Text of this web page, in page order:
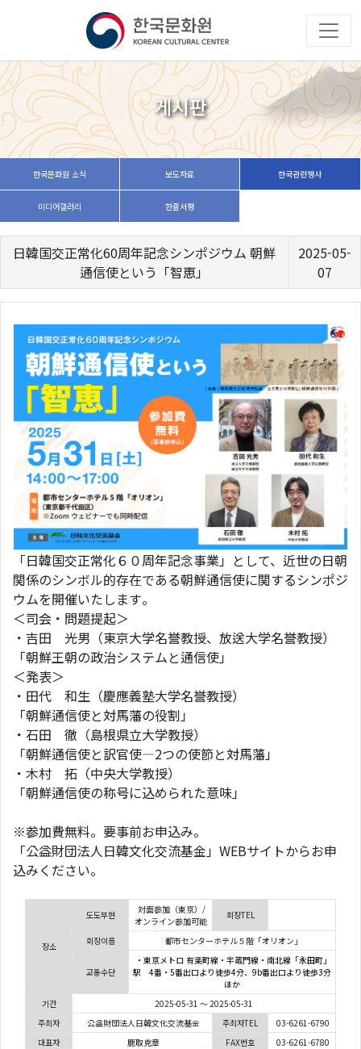
게시판
한국문화원 소식 보도자료 한국관련행사
미디어갤러리 한줄서평
日韓国交正常化60周年記念シンポジウム 朝鮮
通信使という「智恵」
2025-05-
07
「日韓国交正常化６０周年記念事業」として、近世の日朝
関係のシンボル的存在である朝鮮通信使に関するシンポジ
ウムを開催いたします。
＜司会・問題提起＞
・吉田 光男（東京大学名誉教授、放送大学名誉教授）
「朝鮮王朝の政治システムと通信使」
＜発表＞
・田代 和生（慶應義塾大学名誉教授）
「朝鮮通信使と対馬藩の役割」
・石田 徹（島根県立大学教授）
「朝鮮通信使と訳官使―2つの使節と対馬藩」
・木村 拓（中央大学教授）
「朝鮮通信使の称号に込められた意味」
※参加費無料。要事前お申込み。
「公益財団法人日韓文化交流基金」WEBサイトからお申
込みください。
장소
도도부현
対面参加（東京）/
オンライン参加可能
회장TEL
회장이름 都市センターホテル５階「オリオン」
교통수단
・東京メトロ 有楽町線・半蔵門線・南北線「永田町」
駅 4番・5番出口より徒歩4分、9b番出口より徒歩3分
ほか
기간
2025-05-31 ～ 2025-05-31
주최자
公益財団法人日韓文化交流基金 주최자TEL
03-6261-6790
대표자
鹿取克章 FAX번호
03-6261-6780